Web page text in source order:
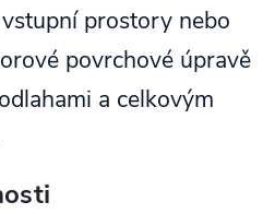
prostory nebo
povrchové úpravě
a celkovým